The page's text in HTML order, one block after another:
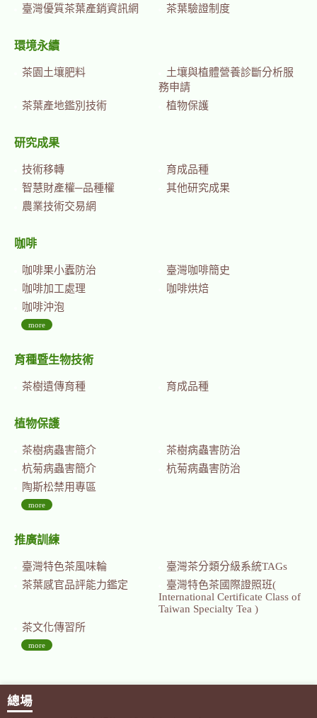
臺灣優質茶葉產銷資訊網 茶葉驗證制度
環境永續
茶園土壤肥料
土壤與植體營養診斷分析服
務申請
茶葉產地鑑別技術
植物保護
研究成果
技術移轉
育成品種
智慧財產權─品種權
其他研究成果
農業技術交易網
咖啡
咖啡果小蠹防治
臺灣咖啡簡史
咖啡加工處理
咖啡烘焙
咖啡沖泡
more
育種暨生物技術
茶樹遺傳育種 育成品種
植物保護
茶樹病蟲害簡介
茶樹病蟲害防治
杭菊病蟲害簡介
杭菊病蟲害防治
陶斯松禁用專區
more
推廣訓練
臺灣特色茶風味輪
臺灣茶分類分級系統TAGs
茶葉感官品評能力鑑定
臺灣特色茶國際證照班(
International Certificate Class of
Taiwan Specialty Tea )
茶文化傳習所
more
總場